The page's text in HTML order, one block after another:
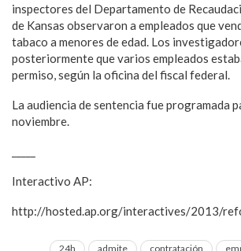
inspectores del Departamento de
de Kansas observaron a empleados que
tabaco a menores de edad. Los
posteriormente que varios empleados
permiso, según la oficina del fiscal federal.
La audiencia de sentencia fue programada
noviembre.
Interactivo AP:
http://hosted.ap.org/interactives/2013/
24h admite contratación